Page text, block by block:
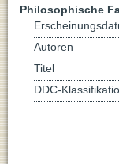
Philosophische
Autoren
Titel
DDC-